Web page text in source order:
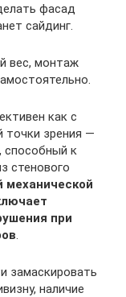
фасад
сайдинг.
вес, монтаж
как с
точки зрения —
способный к
стенового
механической
при
.
замаскировать
наличие